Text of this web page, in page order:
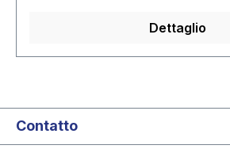
130 mmCapienza: piú di 100
Dettaglio
Contatto